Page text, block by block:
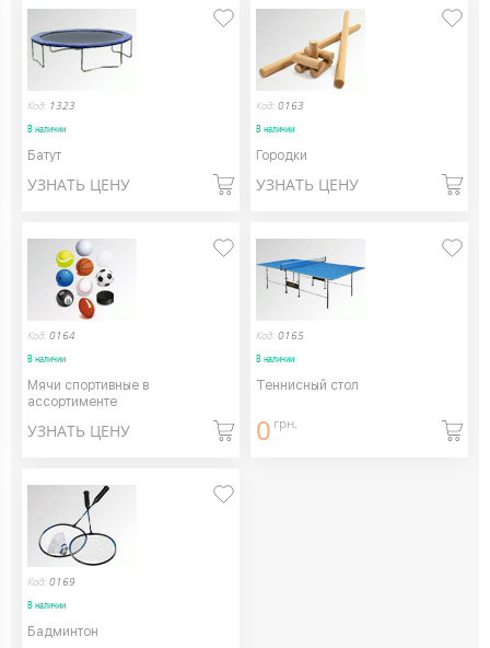
Код: 1323
В наличии
Батут
УЗНАТЬ ЦЕНУ
Код: 0163
В наличии
Городки
УЗНАТЬ ЦЕНУ
Код: 0164
В наличии
Мячи спортивные в
ассортименте
УЗНАТЬ ЦЕНУ
Код: 0165
В наличии
Теннисный стол
0 грн.
Код: 0169
В наличии
Бадминтон